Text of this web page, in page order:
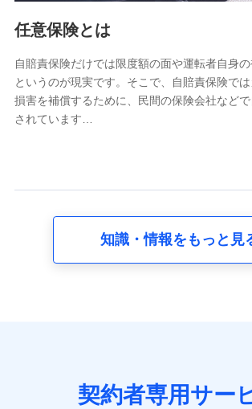
当社又は株式会社NTTドコモが提供する
又は株式会社NTTドコモが提供する各種
約状態・ご利用履歴インターネット利用
る情報、アプリケーション利用時の行動
購入されたサービスや商品の名称・購入
する情報、アンケートの回答に関する情
の内容、保険料、保険料のお支払方法、
走行距離などの情報、建物の構造や築年
険契約に関する情報。例として、保険契
者の氏名、住所、生年月日、性別、保険
任意保険とは
自賠責保険だけでは限度額の面や運転者自身
というのが現実です。そこで、自賠責保険で
損害を補償するために、民間の保険会社など
されています…
知識・情報をもっと見
契約者専用サー